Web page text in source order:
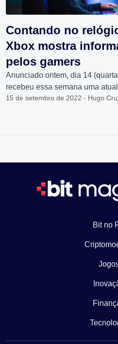
Contando no
Xbox mostra
pelos gamers
Anunciado ontem, dia 14
recebeu essa semana uma
15 de setembro de 2022 - Hugo
Bit no